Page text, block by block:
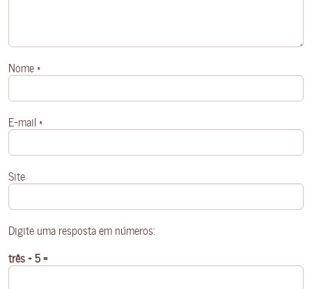
Nome*
E-mail *
Site
Digite uma resposta em números:
três + 5 =